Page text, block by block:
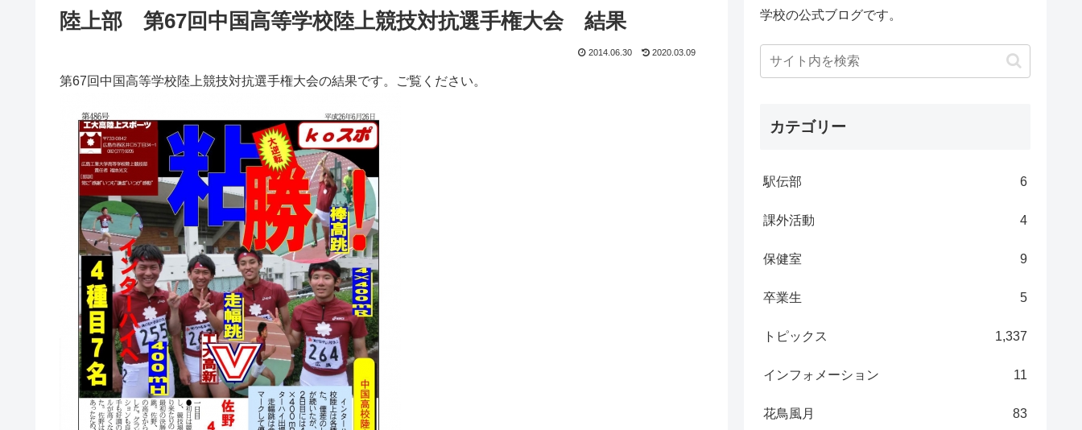
陸上部 第67回中国高等学校陸上競技対抗選手権大会 結果
2014.06.30 2020.03.09
第67回中国高等学校陸上競技対抗選手権大会の結果です。ご覧ください。
学校の公式ブログです。
カテゴリー
駅伝部 6
課外活動 4
保健室 9
卒業生 5
トピックス 1,337
インフォメーション 11
花鳥風月 83